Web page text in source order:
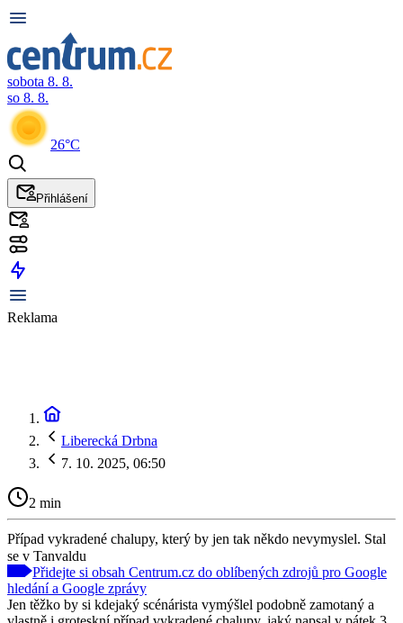
sobota 8. 8.
so 8. 8.
26°C
Přihlášení
Reklama
Liberecká Drbna
7. 10. 2025, 06:50
2 min
Případ vykradené chalupy, který by jen tak někdo nevymyslel. Stal
se v Tanvaldu
Přidejte si obsah Centrum.cz do oblíbených zdrojů pro Google
hledání a Google zprávy
Jen těžko by si kdejaký scénárista vymýšlel podobně zamotaný a